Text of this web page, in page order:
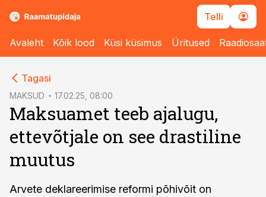
Telli
Avaleht Kõik lood Küsi küsimus Üritused
Tagasi
MAKSUD 17.02.25, 08:00
Maksuamet teeb ajalugu,
ettevõtjale on see drastiline
muutus
Arvete deklareerimise reformi põhivõit on